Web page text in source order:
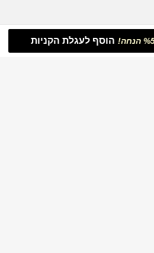
הוסף לעגלת הקניות